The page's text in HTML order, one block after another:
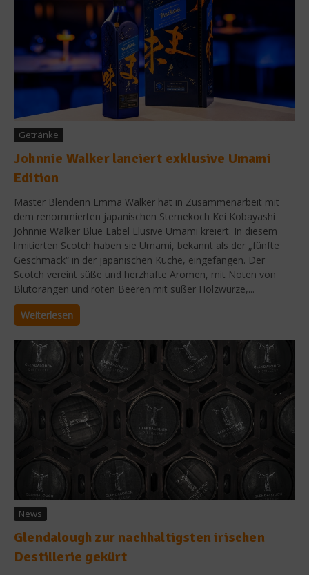
Getränke
Johnnie Walker lanciert exklusive Umami
Edition
Master Blenderin Emma Walker hat in Zusammenarbeit mit
dem renommierten japanischen Sternekoch Kei Kobayashi
Johnnie Walker Blue Label Elusive Umami kreiert. In diesem
limitierten Scotch haben sie Umami, bekannt als der „fünfte
Geschmack“ in der japanischen Küche, eingefangen. Der
Scotch vereint süße und herzhafte Aromen, mit Noten von
Blutorangen und roten Beeren mit süßer Holzwürze,...
Weiterlesen
News
Glendalough zur nachhaltigsten irischen
Destillerie gekürt